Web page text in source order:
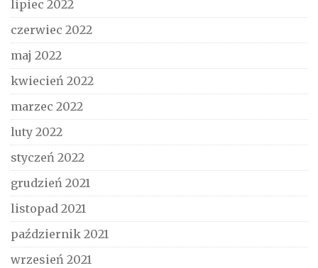
lipiec 2022
czerwiec 2022
maj 2022
kwiecień 2022
marzec 2022
luty 2022
styczeń 2022
grudzień 2021
listopad 2021
październik 2021
wrzesień 2021